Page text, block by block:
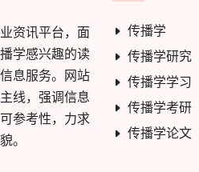
资讯平台，面
学感兴趣的读
息服务。网站
线，强调信息
参考性，力求
。
传播学
传播学研究
传播学学习
传播学考研
传播学论文